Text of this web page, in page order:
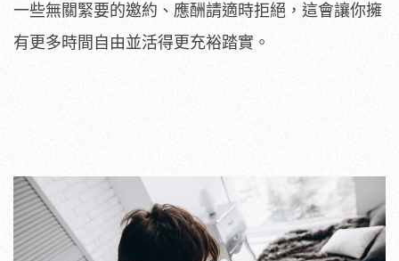
一些無關緊要的邀約、應酬請適時拒絕，這會讓你擁
有更多時間自由並活得更充裕踏實。